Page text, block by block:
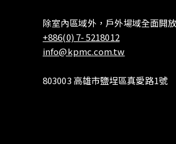
除室內區域外，戶外場域全面開放
+886(0) 7- 5218012
info@kpmc.com.tw
803003 高雄市鹽埕區真愛路1號